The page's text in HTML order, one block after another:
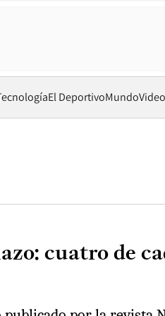
El DeportivoMundo
cuatro de